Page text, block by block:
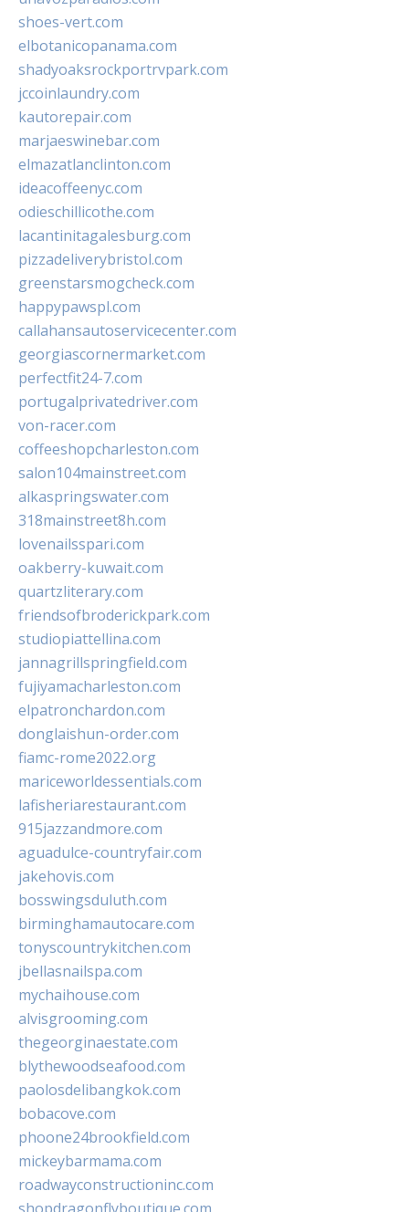
shoes-vert.com
elbotanicopanama.com
shadyoaksrockportrvpark.com
jccoinlaundry.com
kautorepair.com
marjaeswinebar.com
elmazatlanclinton.com
ideacoffeenyc.com
odieschillicothe.com
lacantinitagalesburg.com
pizzadeliverybristol.com
greenstarsmogcheck.com
happypawspl.com
callahansautoservicecenter.com
georgiascornermarket.com
perfectfit24-7.com
portugalprivatedriver.com
von-racer.com
coffeeshopcharleston.com
salon104mainstreet.com
alkaspringswater.com
318mainstreet8h.com
lovenailsspari.com
oakberry-kuwait.com
quartzliterary.com
friendsofbroderickpark.com
studiopiattellina.com
jannagrillspringfield.com
fujiyamacharleston.com
elpatronchardon.com
donglaishun-order.com
fiamc-rome2022.org
mariceworldessentials.com
lafisheriarestaurant.com
915jazzandmore.com
aguadulce-countryfair.com
jakehovis.com
bosswingsduluth.com
birminghamautocare.com
tonyscountrykitchen.com
jbellasnailspa.com
mychaihouse.com
alvisgrooming.com
thegeorginaestate.com
blythewoodseafood.com
paolosdelibangkok.com
bobacove.com
phoone24brookfield.com
mickeybarmama.com
roadwayconstructioninc.com